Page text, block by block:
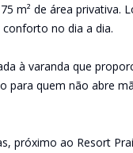
m² de área privativa.
no dia a dia.
à varanda que
quem não abre
próximo ao Resort